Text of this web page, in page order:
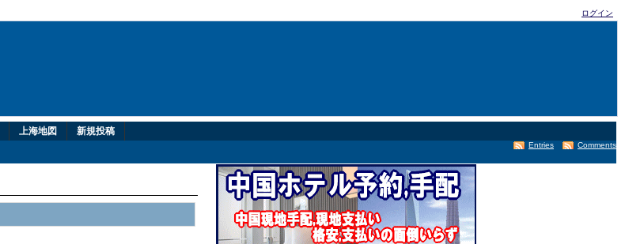
ログイン
上海地図 新規投稿
Comments
Entries